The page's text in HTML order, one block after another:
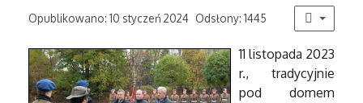
Opublikowano: 10 styczeń 2024 Odsłony: 1445
11 listopada 2023
r., tradycyjnie
pod domem